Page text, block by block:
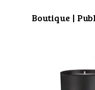
Boutique |